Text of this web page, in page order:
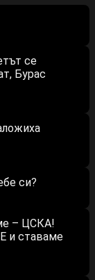
се
Бурас
си?
– ЦСКА!
и ставаме